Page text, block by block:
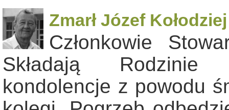
Zmarł Józef Kołodziej
Członkowie
Składają Rodzinie
kondolencje z powodu